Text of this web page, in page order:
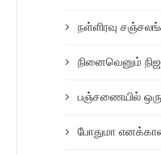
நள்ளிரவு
நினைவெனும்
பஞ்சணையில்
போதுமா